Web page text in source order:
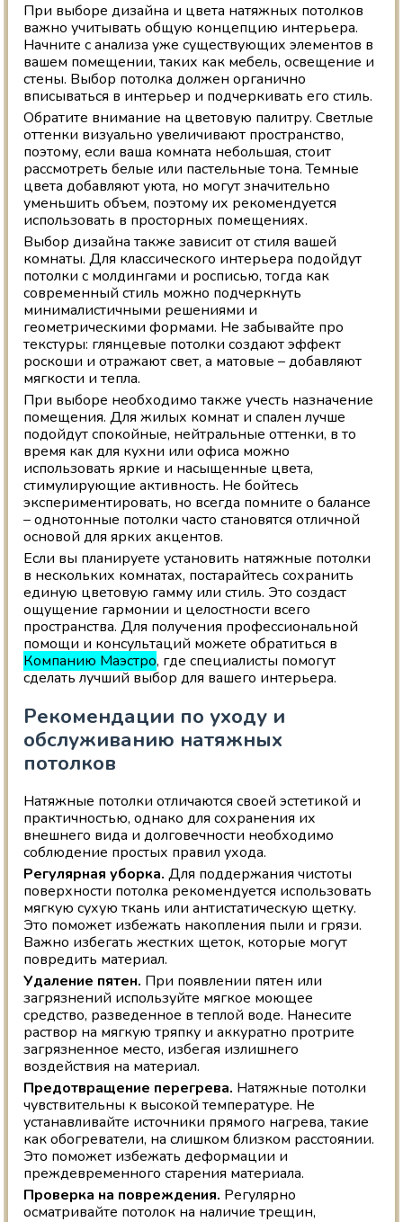
При выборе дизайна и цвета натяжных потолков
важно учитывать общую концепцию интерьера.
Начните с анализа уже существующих элементов в
вашем помещении, таких как мебель, освещение и
стены. Выбор потолка должен органично
вписываться в интерьер и подчеркивать его стиль.
Обратите внимание на цветовую палитру. Светлые
оттенки визуально увеличивают пространство,
поэтому, если ваша комната небольшая, стоит
рассмотреть белые или пастельные тона. Темные
цвета добавляют уюта, но могут значительно
уменьшить объем, поэтому их рекомендуется
использовать в просторных помещениях.
Выбор дизайна также зависит от стиля вашей
комнаты. Для классического интерьера подойдут
потолки с молдингами и росписью, тогда как
современный стиль можно подчеркнуть
минималистичными решениями и
геометрическими формами. Не забывайте про
текстуры: глянцевые потолки создают эффект
роскоши и отражают свет, а матовые – добавляют
мягкости и тепла.
При выборе необходимо также учесть назначение
помещения. Для жилых комнат и спален лучше
подойдут спокойные, нейтральные оттенки, в то
время как для кухни или офиса можно
использовать яркие и насыщенные цвета,
стимулирующие активность. Не бойтесь
экспериментировать, но всегда помните о балансе
– однотонные потолки часто становятся отличной
основой для ярких акцентов.
Если вы планируете установить натяжные потолки
в нескольких комнатах, постарайтесь сохранить
единую цветовую гамму или стиль. Это создаст
ощущение гармонии и целостности всего
пространства. Для получения профессиональной
помощи и консультаций можете обратиться в
Компанию Маэстро, где специалисты помогут
сделать лучший выбор для вашего интерьера.
Рекомендации по уходу и
обслуживанию натяжных
потолков
Натяжные потолки отличаются своей эстетикой и
практичностью, однако для сохранения их
внешнего вида и долговечности необходимо
соблюдение простых правил ухода.
Регулярная уборка. Для поддержания чистоты
поверхности потолка рекомендуется использовать
мягкую сухую ткань или антистатическую щетку.
Это поможет избежать накопления пыли и грязи.
Важно избегать жестких щеток, которые могут
повредить материал.
Удаление пятен. При появлении пятен или
загрязнений используйте мягкое моющее
средство, разведенное в теплой воде. Нанесите
раствор на мягкую тряпку и аккуратно протрите
загрязненное место, избегая излишнего
воздействия на материал.
Предотвращение перегрева. Натяжные потолки
чувствительны к высокой температуре. Не
устанавливайте источники прямого нагрева, такие
как обогреватели, на слишком близком расстоянии.
Это поможет избежать деформации и
преждевременного старения материала.
Проверка на повреждения. Регулярно
осматривайте потолок на наличие трещин,